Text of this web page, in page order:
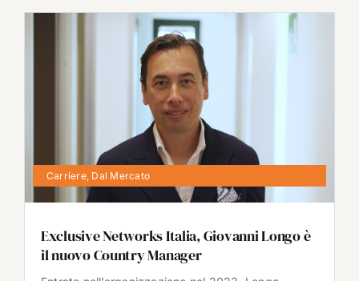
Carriere, Dal Mercato
Exclusive Networks Italia, Giovanni Longo è
il nuovo Country Manager